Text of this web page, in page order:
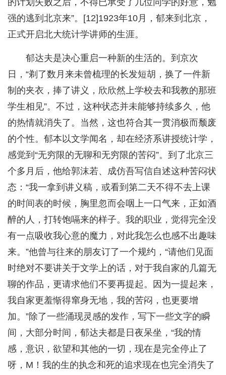
强的逃到北京来”。[12]1923年10月，郁来到北京，
正式开启北大统计学讲师的生涯。
郁达夫是决心重启一种新的生活的。到京次
日，“剃了数月来未曾梳理的长发短胡，换了一件新
制的夹衣，捧了讲义，欣欣然上学校去和我教的那班
学生相见”。不过，这种状态并未能够持续多久，他
的热情就消失了。当然，这也符合其一贯消极而颓废
的个性。郁本以文学闻名，却在经济系讲授统计学，
感觉到“无穷限的无聊和无穷限的苦闷”。到了北京三
个多月后，他给郭沫若、成仿吾写信自述这种苦闷状
态：“我一拿到讲义稿，或看到第二天不得不去上课
的时间表的时候，胸里忽而会咽上一口气来，正如酒
醉的人，打转饱嗝来的样子。我的职业，觉得完全没
有一点吸收我心意的魔力，对此我怎么也感不出趣味
来。”他曾与往来的朋友订了一个规约，“请他们见面
时绝对不要讲关于文学上的话，对于我自家的几篇无
聊的作品，更请求他们不要再提起。因为一提起来，
我自家更羞惭得窜身无地，我的苦闷，也更要增
加。”除了一些涌现灵感的发作，写下一些文字的瞬
间，大部分时间，郁达夫都是日夜呆坐，“我的情
感，意识，欲望和其他的一切，现在是完全停止了
呀，M！我的生的执念和死的追求现在也完全消失了